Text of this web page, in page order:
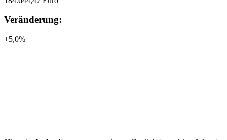
Veränderung:
+5,0%